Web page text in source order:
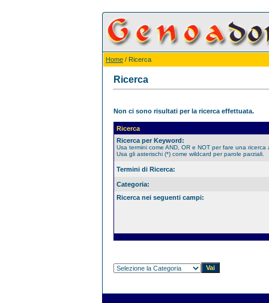
Home / Ricerca
Ricerca
Non ci sono risultati per la ricerca effettuata.
Ricerca
Ricerca per Keyword:
Usa termini come AND, OR e NOT per fare una ricerca
Usa gli asterischi (*) come wildcard per parole parziali.
Termini di Ricerca:
Categoria:
Ricerca nei seguenti campi: